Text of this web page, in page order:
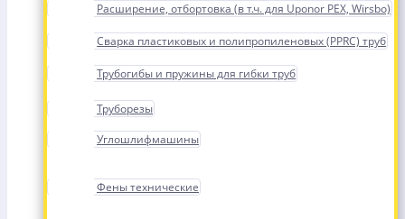
Расширение, отбортовка (в т.ч. для Uponor PEX, Wirsbo)
Сварка пластиковых и полипропиленовых (PPRC) труб
Трубогибы и пружины для гибки труб
Труборезы
Углошлифмашины
Фены технические